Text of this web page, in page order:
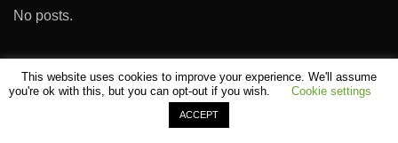
No posts.
This website uses cookies to improve your experience. We'll assume
you're ok with this, but you can opt-out if you wish.
Cookie settings
ACCEPT